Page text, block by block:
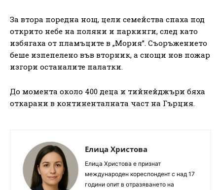
За втора поредна нощ, цели семейства спаха под
открито небе на поляни и паркинги, след като
избягаха от пламъците в „Мория”. Съоръжението
беше изпепелено във вторник, а снощи нов пожар
изгори останалите палатки.
До момента около 400 деца и тийнейджъри бяха
откарани в континенталната част на Гърция.
Елица Христова
Елица Христова е признат
международен кореспондент с над 17
години опит в отразяването на